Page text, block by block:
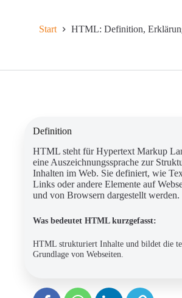
Start HTML: Definition,
Definition
HTML steht für Hypertext Markup
eine Auszeichnungssprache zur
Inhalten im Web. Sie definiert, wie
Links oder andere Elemente auf
und von Browsern dargestellt werden.
Was bedeutet HTML kurzgefasst:
HTML strukturiert Inhalte und bildet die
Grundlage von Webseiten.